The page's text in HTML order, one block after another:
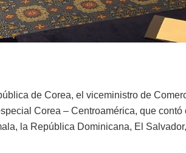
de Corea, el viceministro de
Corea – Centroamérica, que
la República Dominicana, El